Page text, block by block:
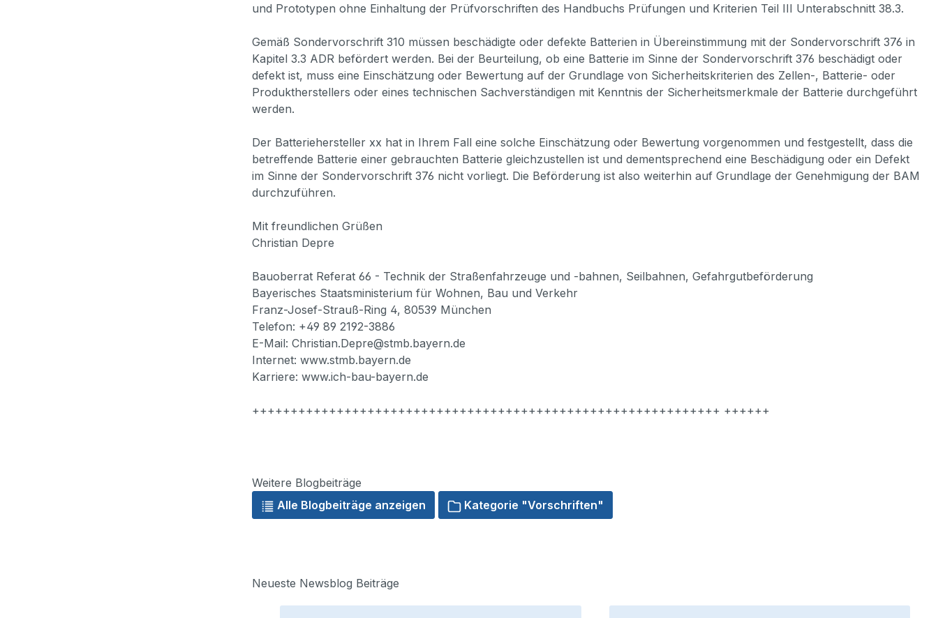
und Prototypen ohne Einhaltung der Prüfvorschriften des Handbuchs Prüfungen und Kriterien Teil III Unterabschnitt 38.3.
Gemäß Sondervorschrift 310 müssen beschädigte oder defekte Batterien in Übereinstimmung mit der Sondervorschrift 376 in
Kapitel 3.3 ADR befördert werden. Bei der Beurteilung, ob eine Batterie im Sinne der Sondervorschrift 376 beschädigt oder
defekt ist, muss eine Einschätzung oder Bewertung auf der Grundlage von Sicherheitskriterien des Zellen-, Batterie- oder
Produktherstellers oder eines technischen Sachverständigen mit Kenntnis der Sicherheitsmerkmale der Batterie durchgeführt
werden.
Der Batteriehersteller xx hat in Ihrem Fall eine solche Einschätzung oder Bewertung vorgenommen und festgestellt, dass die
betreffende Batterie einer gebrauchten Batterie gleichzustellen ist und dementsprechend eine Beschädigung oder ein Defekt
im Sinne der Sondervorschrift 376 nicht vorliegt. Die Beförderung ist also weiterhin auf Grundlage der Genehmigung der BAM
durchzuführen.
Mit freundlichen Grüßen
Christian Depre
Bauoberrat Referat 66 - Technik der Straßenfahrzeuge und -bahnen, Seilbahnen, Gefahrgutbeförderung
Bayerisches Staatsministerium für Wohnen, Bau und Verkehr
Franz-Josef-Strauß-Ring 4, 80539 München
Telefon: +49 89 2192-3886
E-Mail: Christian.Depre@stmb.bayern.de
Internet: www.stmb.bayern.de
Karriere: www.ich-bau-bayern.de
+++++++++++++++++++++++++++++++++++++++++++++++++++++++++++++ ++++++
Weitere Blogbeiträge
Alle Blogbeiträge anzeigen
Kategorie "Vorschriften"
Neueste Newsblog Beiträge